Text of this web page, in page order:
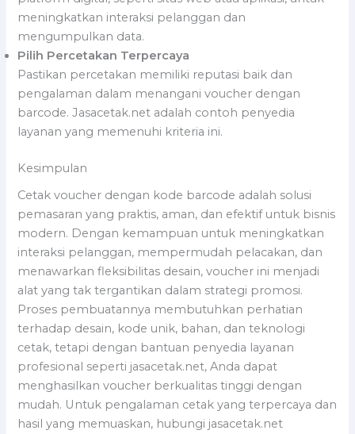
meningkatkan interaksi pelanggan dan
mengumpulkan data.
Pilih Percetakan Terpercaya
Pastikan percetakan memiliki reputasi baik dan
pengalaman dalam menangani voucher dengan
barcode. Jasacetak.net adalah contoh penyedia
layanan yang memenuhi kriteria ini.
Kesimpulan
Cetak voucher dengan kode barcode adalah solusi
pemasaran yang praktis, aman, dan efektif untuk bisnis
modern. Dengan kemampuan untuk meningkatkan
interaksi pelanggan, mempermudah pelacakan, dan
menawarkan fleksibilitas desain, voucher ini menjadi
alat yang tak tergantikan dalam strategi promosi.
Proses pembuatannya membutuhkan perhatian
terhadap desain, kode unik, bahan, dan teknologi
cetak, tetapi dengan bantuan penyedia layanan
profesional seperti jasacetak.net, Anda dapat
menghasilkan voucher berkualitas tinggi dengan
mudah. Untuk pengalaman cetak yang terpercaya dan
hasil yang memuaskan, hubungi jasacetak.net